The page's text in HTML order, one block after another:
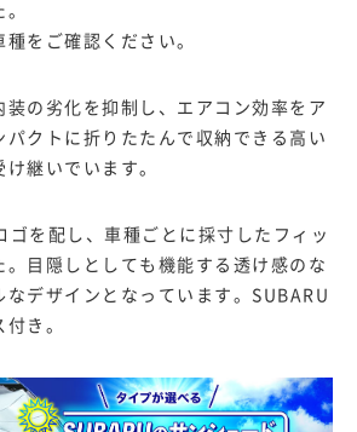
をご確認ください。
装の劣化を抑制し、エアコン効率をア
パクトに折りたたんで収納できる高い
継いでいます。
ゴを配し、車種ごとに採寸したフィッ
。目隠しとしても機能する透け感のな
なデザインとなっています。SUBARU
き。